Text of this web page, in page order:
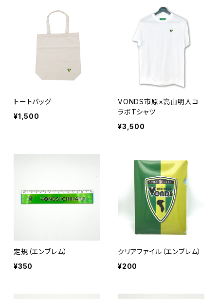
トートバッグ
¥1,500
VONDS市原×高山明人コ
ラボTシャツ
¥3,500
定規（エンブレム）
¥350
クリアファイル（エンブレム）
¥200